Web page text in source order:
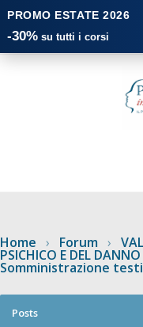
PROMO ESTATE 2026
-30% su tutti i corsi
Home › Forum ›
PSICHICO E DEL
Somministrazione
Posts